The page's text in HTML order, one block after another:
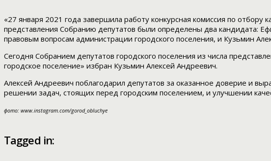
«27 января 2021 года завершила работу конкурсная комиссия по
представления Собранию депутатов были определены два кандидата:
правовым вопросам администрации городского поселения, и Кузьмин
Сегодня Собранием депутатов городского поселения из числа
городское поселение» избран Кузьмин Алексей Андреевич. ⠀
Алексей Андреевич поблагодарил депутатов за оказанное доверие и
решении задач, стоящих перед городским поселением, и улучшении
фото: www.instagram.com/gorod_obluchye
Tagged in: